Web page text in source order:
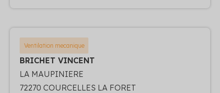
Ventilation mecanique
BRICHET VINCENT
LA MAUPINIERE
72270 COURCELLES LA FORET